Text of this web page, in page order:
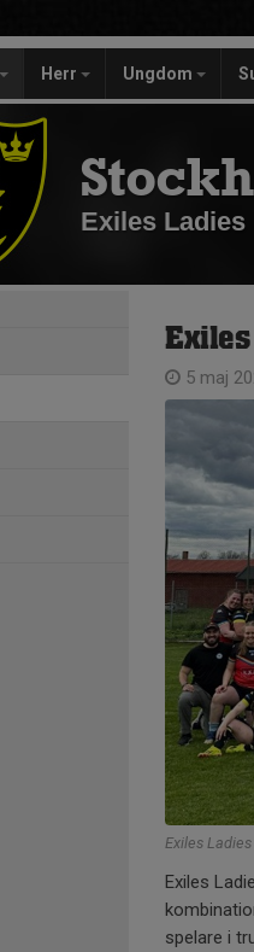
Herr Ungdom
Exiles Ladies
5 maj
Exiles
Exiles
spelare i